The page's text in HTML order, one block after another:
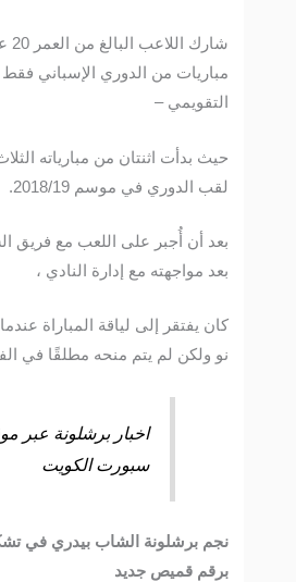
مباريات من الدوري الإسباني فقط
التقويمي –
حيث بدأت اثنتان من مبارياته
لقب الدوري في موسم 2018/19.
بعد أن أُجبر على اللعب مع فريق
بعد مواجهته مع إدارة النادي ،
كان يفتقر إلى لياقة المباراة
نو ولكن لم يتم منحه مطلقًا في
اخبار برشلونة عبر
سبورت الكويت
نجم برشلونة الشاب بيدري في
برقم قميص جديد